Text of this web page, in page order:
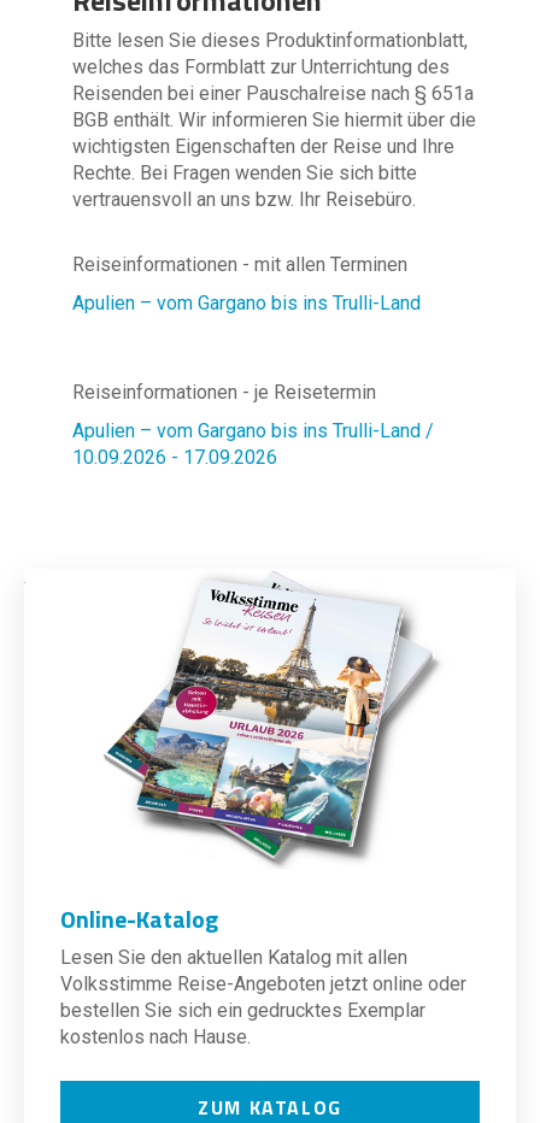
Bitte lesen Sie dieses Produktinformationblatt,
welches das Formblatt zur Unterrichtung des
Reisenden bei einer Pauschalreise nach § 651a
BGB enthält. Wir informieren Sie hiermit über die
wichtigsten Eigenschaften der Reise und Ihre
Rechte. Bei Fragen wenden Sie sich bitte
vertrauensvoll an uns bzw. Ihr Reisebüro.
Reiseinformationen - mit allen Terminen
Apulien – vom Gargano bis ins Trulli-Land
Reiseinformationen - je Reisetermin
Apulien – vom Gargano bis ins Trulli-Land /
10.09.2026 - 17.09.2026
Online-Katalog
Lesen Sie den aktuellen Katalog mit allen
Volksstimme Reise-Angeboten jetzt online oder
bestellen Sie sich ein gedrucktes Exemplar
kostenlos nach Hause.
ZUM KATALOG